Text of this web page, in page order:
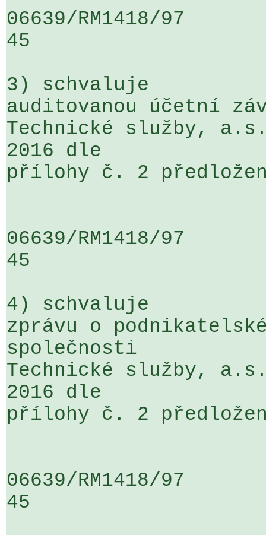
06639/RM1418/
45
3) schvaluje
auditovanou účetní
Technické služby,
2016 dle
přílohy č. 2
06639/RM1418/
45
4) schvaluje
zprávu o
společnosti
Technické služby,
2016 dle
přílohy č. 2
06639/RM1418/
45